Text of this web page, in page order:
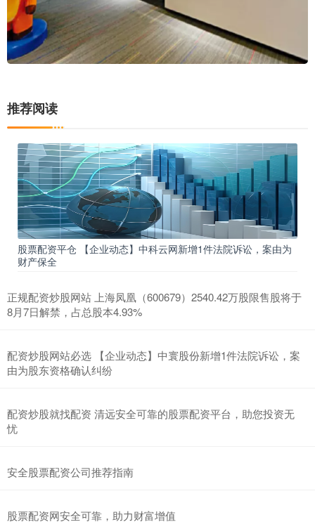
推荐阅读
股票配资平仓 【企业动态】中科云网新增1件法院诉讼，案由为
财产保全
正规配资炒股网站 上海凤凰（600679）2540.42万股限售股将于
8月7日解禁，占总股本4.93%
配资炒股网站必选 【企业动态】中寰股份新增1件法院诉讼，案
由为股东资格确认纠纷
配资炒股就找配资 清远安全可靠的股票配资平台，助您投资无
忧
安全股票配资公司推荐指南
股票配资网安全可靠，助力财富增值